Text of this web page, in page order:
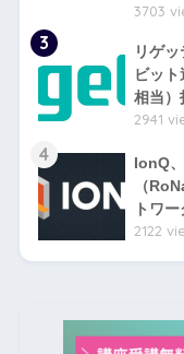
3703
3
リゲ
ビッ
相当）
2941
4
IonQ
（
トワ
2122